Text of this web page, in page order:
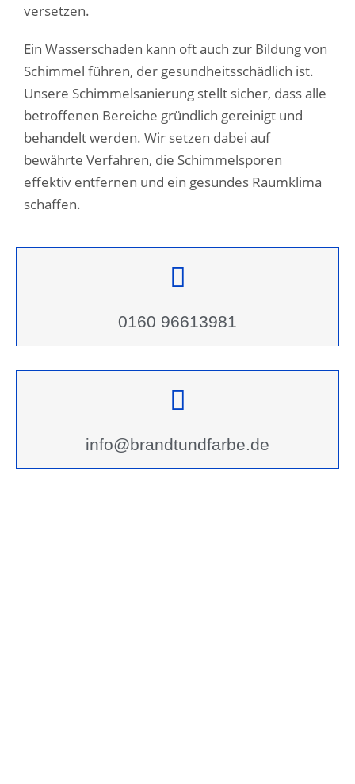
versetzen.
Ein Wasserschaden kann oft auch zur Bildung von
Schimmel führen, der gesundheitsschädlich ist.
Unsere Schimmelsanierung stellt sicher, dass alle
betroffenen Bereiche gründlich gereinigt und
behandelt werden. Wir setzen dabei auf
bewährte Verfahren, die Schimmelsporen
effektiv entfernen und ein gesundes Raumklima
schaffen.
0160 96613981
info@brandtundfarbe.de